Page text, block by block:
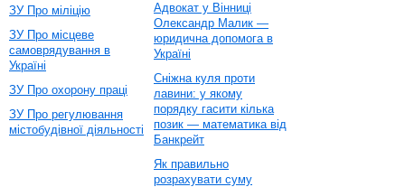
ЗУ Про міліцію
ЗУ Про місцеве
самоврядування в
Україні
ЗУ Про охорону праці
ЗУ Про регулювання
містобудівної діяльності
Адвокат у Вінниці
Олександр Малик —
юридична допомога в
Україні
Сніжна куля проти
лавини: у якому
порядку гасити кілька
позик — математика від
Банкрейт
Як правильно
розрахувати суму